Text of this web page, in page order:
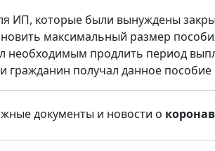
ИП, которые были вынуждены
максимальный размер
необходимым продлить период
гражданин получал данное
документы и новости о